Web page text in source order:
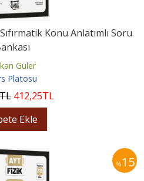
Konu Anlatımlı Soru
Güler
Platosu
412,25TL
Ekle
%15